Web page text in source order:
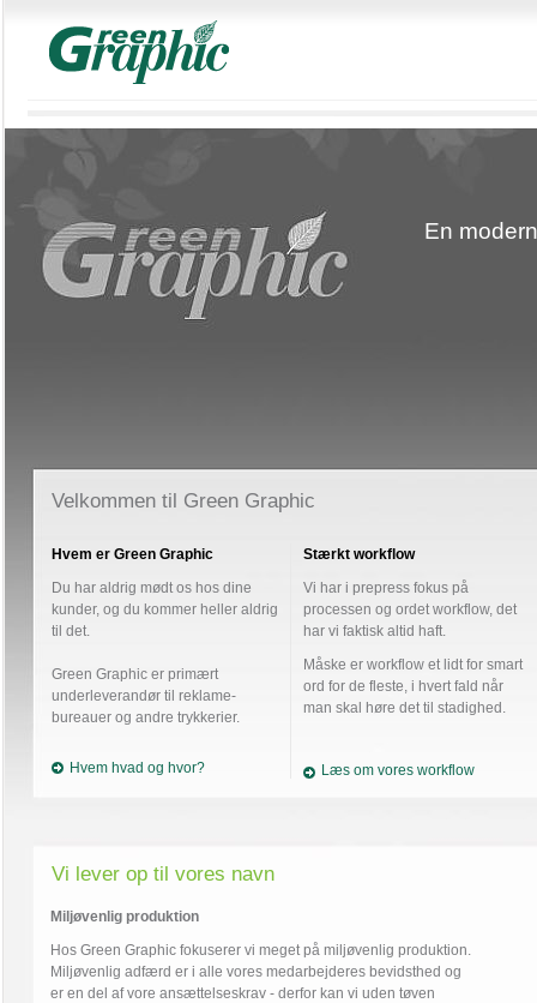
En
Velkommen til Green Graphic
Hvem er Green Graphic
Du har aldrig mødt os hos dine
kunder, og du kommer heller aldrig
til det.
Green Graphic er primært
underleverandør til reklame-
bureauer og andre trykkerier.
Hvem hvad og hvor?
Stærkt workflow
Vi har i prepress fokus på
processen og ordet workflow, det
har vi faktisk altid haft.
Måske er workflow et lidt for smart
ord for de fleste, i hvert fald når
man skal høre det til stadighed.
Læs om vores workflow
Vi lever op til vores navn
Miljøvenlig produktion
Hos Green Graphic fokuserer vi meget på miljøvenlig produktion.
Miljøvenlig adfærd er i alle vores medarbejderes bevidsthed og
er en del af vore ansættelseskrav - derfor kan vi uden tøven